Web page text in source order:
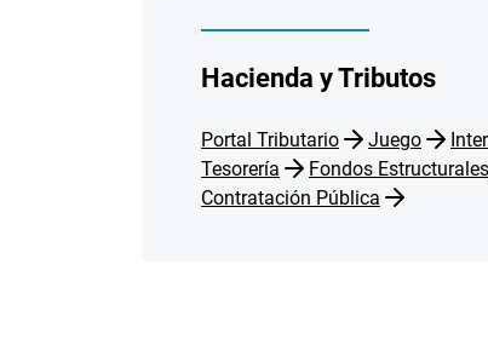
Hacienda y Tributos
Portal Tributario Juego
Tesorería
Fondos Estructurales
Contratación Pública